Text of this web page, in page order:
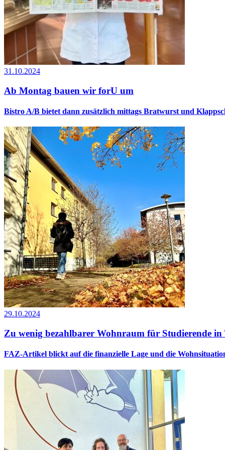
31.10.2024
Ab Montag bauen wir forU um
Bistro A/B bietet dann zusätzlich mittags Bratwurst und
29.10.2024
Zu wenig bezahlbarer Wohnraum für Studierende
FAZ-Artikel blickt auf die finanzielle Lage und die